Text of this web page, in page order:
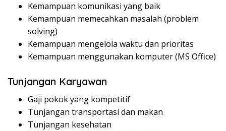
Kemampuan komunikasi yang baik
Kemampuan memecahkan masalah (problem
solving)
Kemampuan mengelola waktu dan prioritas
Kemampuan menggunakan komputer (MS Office)
Tunjangan Karyawan
Gaji pokok yang kompetitif
Tunjangan transportasi dan makan
Tunjangan kesehatan